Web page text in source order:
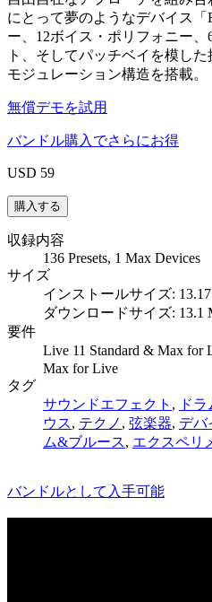
にとって夢のようなデバイス「
ー、12ボイス・ポリフォニー
ト、そしてパッチベイを模し
モジュレーション構造を搭載。
無償デモを試用
バンドル購入でさらにお得
USD 59
収録内容
136 Presets, 1 Max Devices
サイズ
インストールサイズ:
ダウンロードサイズ: 13.1
要件
Live 11 Standard & Max
Max for Live
タグ
サウンドエフェクト , ド
ウス, テクノ , 弦楽器, デバ
ム&ブルース, エクスペリ
バンドルとして入手可能